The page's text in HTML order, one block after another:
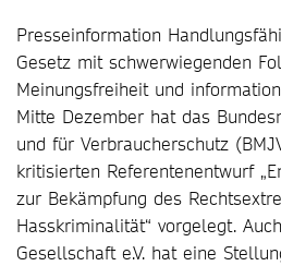
Presseinformation
Gesetz mit schwerwiegenden
Meinungsfreiheit und
Mitte Dezember hat das
und für Verbraucherschutz
kritisierten Referentenentwurf
zur Bekämpfung des
Hasskriminalität“ vorgelegt.
Gesellschaft e.V. hat eine